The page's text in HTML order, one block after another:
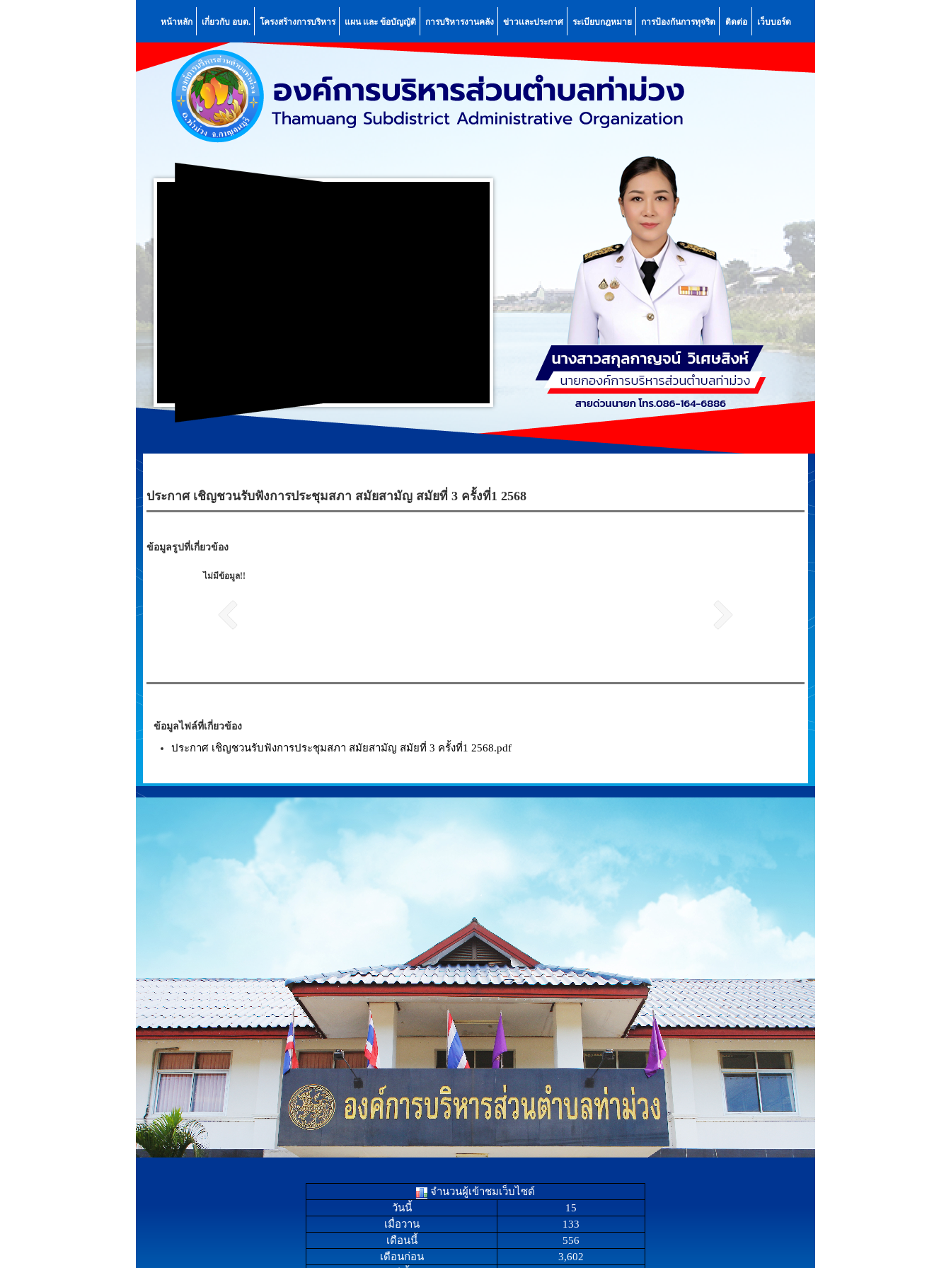
หน้าหลัก เกี่ยวกับ อบต. โครงสร้างการบริหาร แผน เเละ ข้อบัญญัติ การบริหารงานคลัง ข่าวเเละประกาศ ระเบียบกฎหมาย การป้องกันการทุจริต ติดต่อ เว็บบอร์ด
ประกาศ เชิญชวนรับฟังการประชุมสภา สมัยสามัญ สมัยที่ 3 ครั้งที่1 2568
ข้อมูลรูปที่เกี่ยวข้อง
ไม่มีข้อมูล!!
ข้อมูลไฟล์ที่เกี่ยวข้อง
ประกาศ เชิญชวนรับฟังการประชุมสภา สมัยสามัญ สมัยที่ 3 ครั้งที่1 2568.pdf
จำนวนผู้เข้าชมเว็บไซต์
วันนี้
15
เมื่อวาน
133
เดือนนี้
556
เดือนก่อน
3,602